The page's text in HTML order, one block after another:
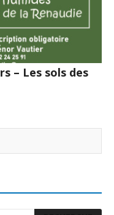
– Les sols des